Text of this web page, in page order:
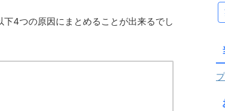
4つの原因にまとめることが出来るでし